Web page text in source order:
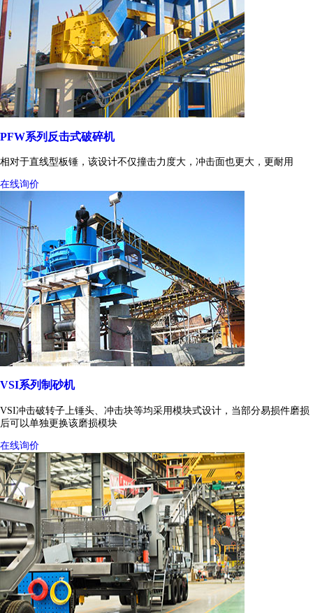
PFW系列反击式破碎机
相对于直线型板锤，该设计不仅撞击力度大，冲击面也更大，更耐用
在线询价
VSI系列制砂机
VSI冲击破转子上锤头、冲击块等均采用模块式设计，当部分易损件磨损
后可以单独更换该磨损模块
在线询价